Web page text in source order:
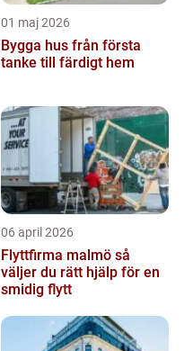
01 maj 2026
Bygga hus från första
tanke till färdigt hem
06 april 2026
Flyttfirma malmö så
väljer du rätt hjälp för en
smidig flytt